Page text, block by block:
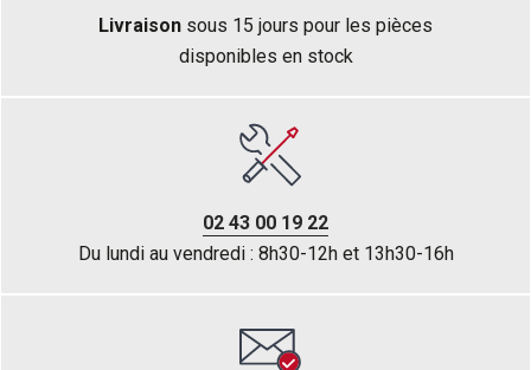
Livraison sous 15 jours pour les pièces
disponibles en stock
02 43 00 19 22
Du lundi au vendredi : 8h30-12h et 13h30-16h